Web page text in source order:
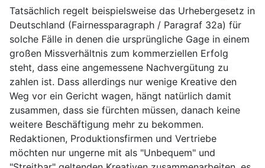
Tatsächlich regelt beispielsweise das Urhebergesetz in
Deutschland (Fairnessparagraph / Paragraf 32a) für
solche Fälle in denen die ursprüngliche Gage in einem
großen Missverhältnis zum kommerziellen Erfolg
steht, dass eine angemessene Nachvergütung zu
zahlen ist. Dass allerdings nur wenige Kreative den
Weg vor ein Gericht wagen, hängt natürlich damit
zusammen, dass sie fürchten müssen, danach keine
weitere Beschäftigung mehr zu bekommen.
Redaktionen, Produktionsfirmen und Vertriebe
möchten nur ungerne mit als "Unbequem" und